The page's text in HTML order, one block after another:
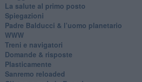
​La salute al primo posto
Spiegazioni
Padre Balducci & l’uomo planetario
WWW
​Treni e navigatori
​Domande & risposte
​Plasticamente
Sanremo reloaded